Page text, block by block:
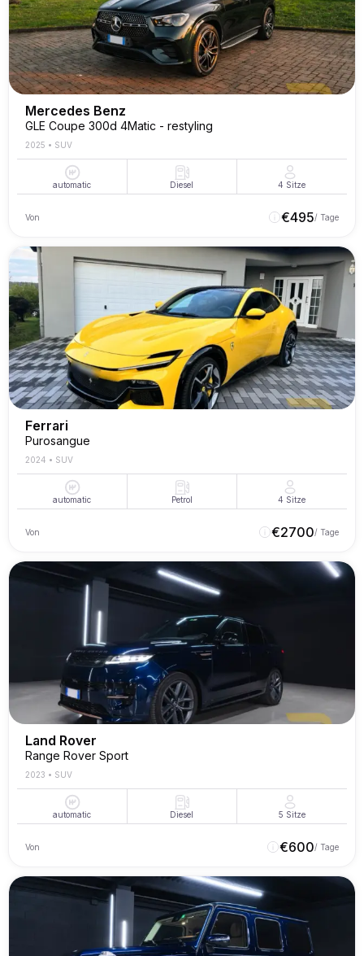
Mercedes Benz
GLE Coupe 300d 4Matic - restyling
2025 • SUV
automatic Diesel 4 Sitze
Von €495/ Tage
Ferrari
Purosangue
2024 • SUV
automatic Petrol 4 Sitze
Von €2700/ Tage
Land Rover
Range Rover Sport
2023 • SUV
automatic Diesel 5 Sitze
Von €600/ Tage